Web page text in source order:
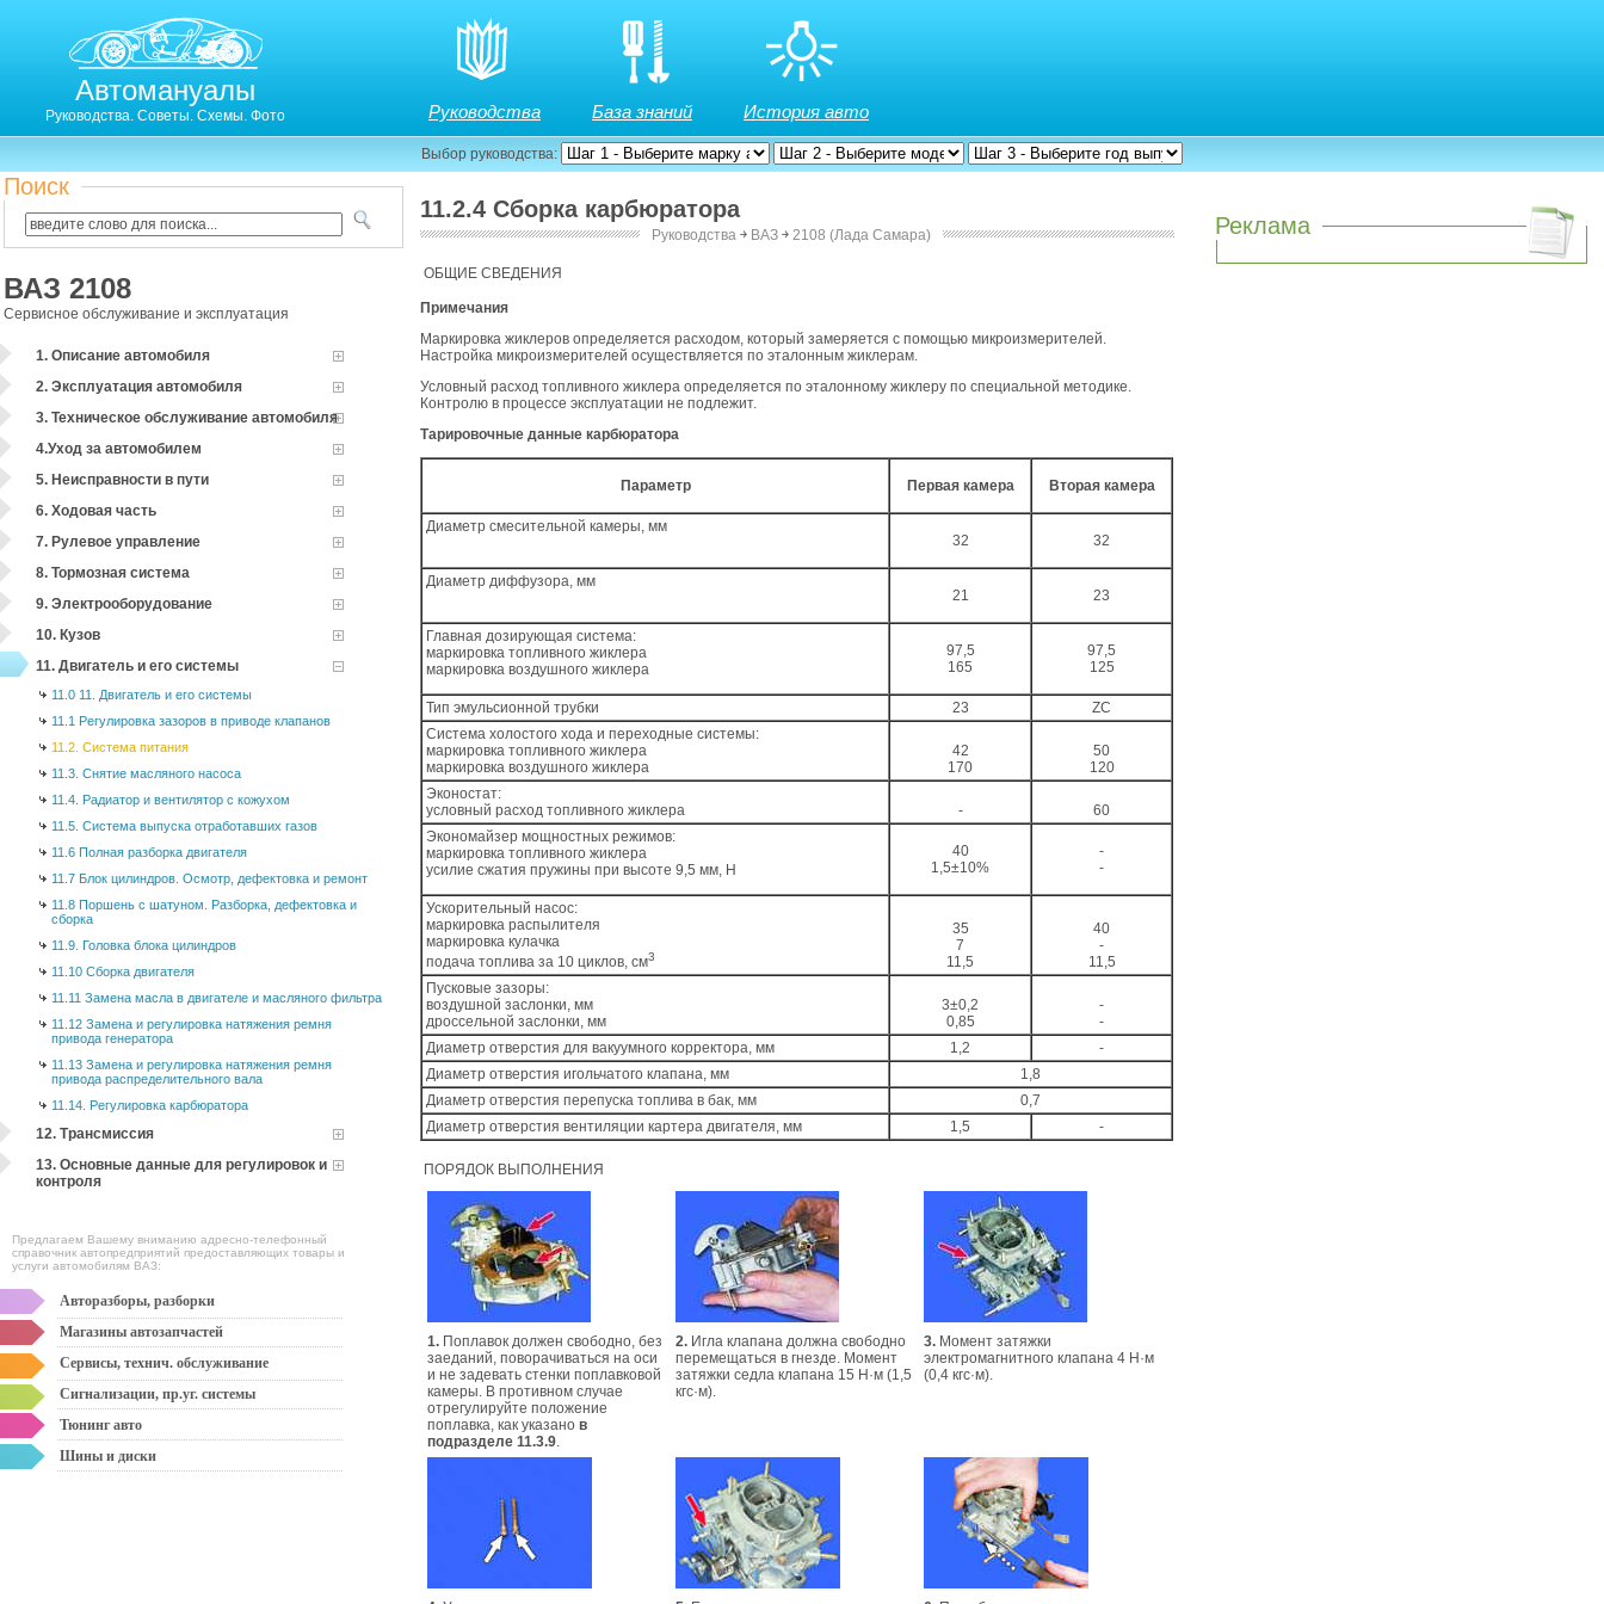
Автомануалы
Руководства. Советы. Схемы. Фото Руководства База знаний История авто
Выбор руководства:
Поиск
ВАЗ 2108
Сервисное обслуживание и эксплуатация
1. Описание автомобиля
2. Эксплуатация автомобиля
3. Техническое обслуживание автомобиля
4.Уход за автомобилем
5. Неисправности в пути
6. Ходовая часть
7. Рулевое управление
8. Тормозная система
9. Электрооборудование
10. Кузов
11. Двигатель и его системы
11.0 11. Двигатель и его системы
11.1 Регулировка зазоров в приводе клапанов
11.2. Система питания
11.3. Снятие масляного насоса
11.4. Радиатор и вентилятор с кожухом
11.5. Система выпуска отработавших газов
11.6 Полная разборка двигателя
11.7 Блок цилиндров. Осмотр, дефектовка и ремонт
11.8 Поршень с шатуном. Разборка, дефектовка и
сборка
11.9. Головка блока цилиндров
11.10 Сборка двигателя
11.11 Замена масла в двигателе и масляного фильтра
11.12 Замена и регулировка натяжения ремня
привода генератора
11.13 Замена и регулировка натяжения ремня
привода распределительного вала
11.14. Регулировка карбюратора
12. Трансмиссия
13. Основные данные для регулировок и
контроля
Предлагаем Вашему вниманию адресно-телефонный
справочник автопредприятий предоставляющих товары и
услуги автомобилям ВАЗ:
Авторазборы, разборки
Магазины автозапчастей
Сервисы, технич. обслуживание
Сигнализации, пр.уг. системы
Тюнинг авто
Шины и диски
11.2.4 Сборка карбюратора
Руководства ￫ ВАЗ ￫ 2108 (Лада Самара)
ОБЩИЕ СВЕДЕНИЯ
Примечания
Маркировка жиклеров определяется расходом, который замеряется с помощью микроизмерителей.
Настройка микроизмерителей осуществляется по эталонным жиклерам.
Условный расход топливного жиклера определяется по эталонному жиклеру по специальной методике.
Контролю в процессе эксплуатации не подлежит.
Тарировочные данные карбюратора
Параметр Первая камера Вторая камера
Диаметр смесительной камеры, мм
32
32
Диаметр диффузора, мм
21
23
Главная дозирующая система:
маркировка топливного жиклера
маркировка воздушного жиклера
97,5
165
97,5
125
Тип эмульсионной трубки 23
ZC
Система холостого хода и переходные системы:
маркировка топливного жиклера
маркировка воздушного жиклера
42
170
50
120
Эконостат:
условный расход топливного жиклера
-
60
Экономайзер мощностных режимов:
маркировка топливного жиклера
усилие сжатия пружины при высоте 9,5 мм, Н
40
1,5±10%
-
-
Ускорительный насос:
маркировка распылителя
маркировка кулачка
подача топлива за 10 циклов, см3
35
7
11,5
40
-
11,5
Пусковые зазоры:
воздушной заслонки, мм
дроссельной заслонки, мм
3±0,2
0,85
-
-
Диаметр отверстия для вакуумного корректора, мм
1,2
-
Диаметр отверстия игольчатого клапана, мм
1,8
Диаметр отверстия перепуска топлива в бак, мм
0,7
Диаметр отверстия вентиляции картера двигателя, мм
1,5 -
ПОРЯДОК ВЫПОЛНЕНИЯ
1. Поплавок должен свободно, без
заеданий, поворачиваться на оси
и не задевать стенки поплавковой
камеры. В противном случае
отрегулируйте положение
поплавка, как указанов
подразделе 11.3.9.
2. Игла клапана должна свободно
перемещаться в гнезде. Момент
затяжки седла клапана 15 Н·м (1,5
кгс·м).
3. Момент затяжки
электромагнитного клапана 4 Н·м
(0,4 кгс·м).
Реклама